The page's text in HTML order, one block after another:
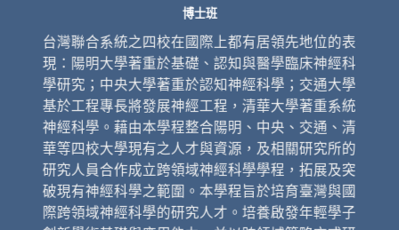
博士班
台灣聯合系統之四校在國際上都有居領先地位的表
現：陽明大學著重於基礎、認知與醫學臨床神經科
學研究；中央大學著重於認知神經科學；交通大學
基於工程專長將發展神經工程，清華大學著重系統
神經科學。藉由本學程整合陽明、中央、交通、清
華等四校大學現有之人才與資源，及相關研究所的
研究人員合作成立跨領域神經科學學程，拓展及突
破現有神經科學之範圍。本學程旨於培育臺灣與國
際跨領域神經科學的研究人才。培養啟發年輕學子